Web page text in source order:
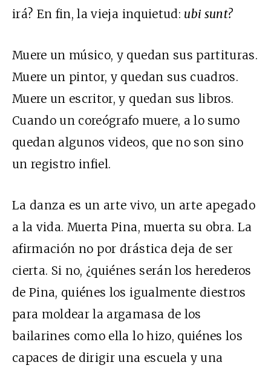
irá? En fin, la vieja inquietud: ubi sunt?
Muere un músico, y quedan sus partituras.
Muere un pintor, y quedan sus cuadros.
Muere un escritor, y quedan sus libros.
Cuando un coreógrafo muere, a lo sumo
quedan algunos videos, que no son sino
un registro infiel.
La danza es un arte vivo, un arte apegado
a la vida. Muerta Pina, muerta su obra. La
afirmación no por drástica deja de ser
cierta. Si no, ¿quiénes serán los herederos
de Pina, quiénes los igualmente diestros
para moldear la argamasa de los
bailarines como ella lo hizo, quiénes los
capaces de dirigir una escuela y una